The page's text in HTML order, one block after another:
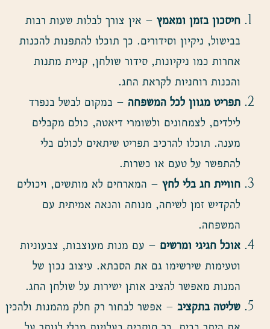
חיסכון בזמן ומאמץ– אין צורך לבלות שעות רבות
בבישול, ניקיון וסידורים. כך תוכלו להתפנות להכנות
אחרות כמו ניקיונות, סידור שולחן, קניית מתנות
והכנות רוחניות לקראת החג.
תפריט מגוון לכל המשפחה– במקום לבשל בנפרד
לילדים, לצמחונים ולשומרי דיאטה, כולם מקבלים
מענה. תוכלו להרכיב תפריט שיתאים לכולם בלי
להתפשר על טעם או כשרות.
חוויית חג בלי לחץ– המארחים לא מותשים, ויכולים
להקדיש זמן לשיחה, מנוחה והנאה אמיתית עם
המשפחה.
אוכל חגיגי ומרשים– עם מנות מעוצבות, צבעוניות
וטעימות שירשימו גם את הסבתא. עיצוב נכון של
המנות מאפשר להציב אותן ישירות על שולחן החג.
שליטה בתקציב– אפשר לבחור רק חלק מהמנות ולהכין